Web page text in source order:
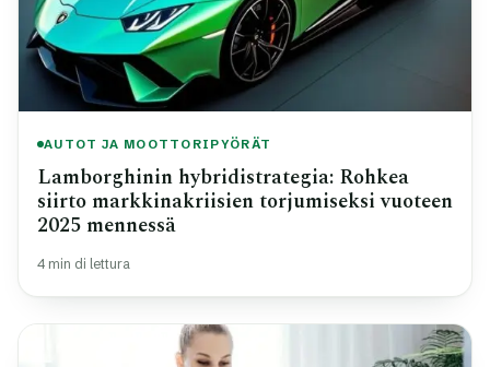
AUTOT JA MOOTTORIPYÖRÄT
Lamborghinin hybridistrategia: Rohkea
siirto markkinakriisien torjumiseksi vuoteen
2025 mennessä
4 min di lettura